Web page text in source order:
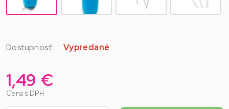
Dostupnosť: Vypredané
1,49 €
Cena s DPH